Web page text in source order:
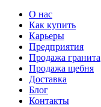
О нас
Как купить
Карьеры
Предприятия
Продажа гранита
Продажа щебня
Доставка
Блог
Контакты